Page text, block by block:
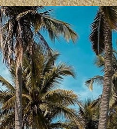
https://yeukhoahoc.edu.vn/bai-bien-phan-thiet-dep